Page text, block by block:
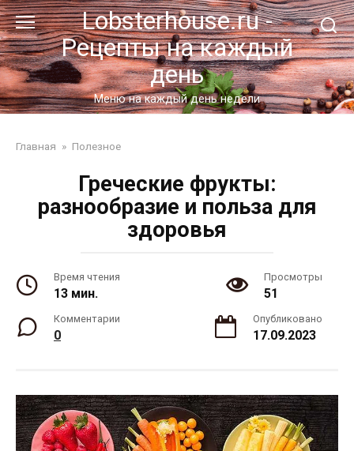
Перейти
к
контенту
Lobsterhouse.ru -
Рецепты на каждый
день
Меню на каждый день недели
Главная » Полезное
Греческие фрукты:
разнообразие и польза для
здоровья
Время чтения
13 мин.
Просмотры
51
Комментарии
0
Опубликовано
17.09.2023